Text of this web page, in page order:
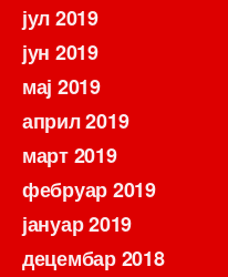
јул 2019
јун 2019
мај 2019
април 2019
март 2019
фебруар 2019
јануар 2019
децембар 2018